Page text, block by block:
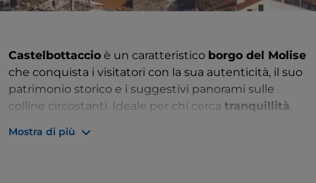
Castelbottaccio è un caratteristico borgo del Molise
che conquista i visitatori con la sua autenticità, il suo
patrimonio storico e i suggestivi panorami sulle
colline circostanti. Ideale per chi cerca tranquillità,
un'atmosfera accogliente, vicoli ricchi di fascino e
Mostra di più